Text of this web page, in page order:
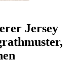
Jersey